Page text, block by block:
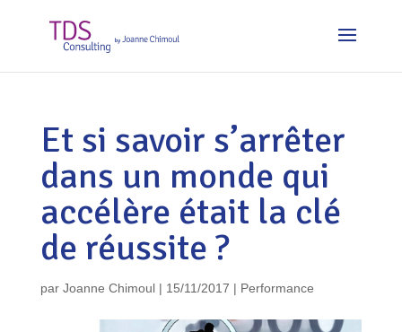
Et si savoir s’arrêter
dans un monde qui
accélère était la clé
de réussite ?
par Joanne Chimoul| 15/11/2017 | Performance